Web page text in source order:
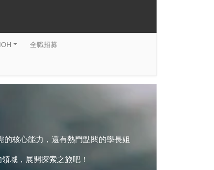
全職招募
核心能力，還有熱門點閱的學長姐
域，展開探索之旅吧！